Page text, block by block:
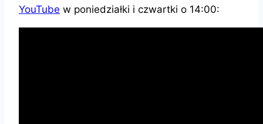
YouTube w poniedziałki i czwartki o 14:00: